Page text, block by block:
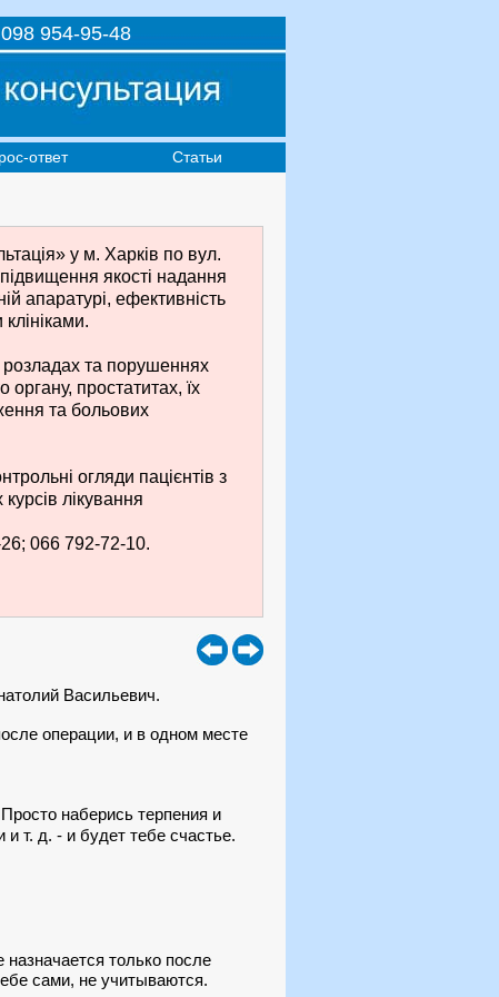
954-95-48
ответ Статьи
у м. Харків по вул.
якості надання
апаратурі, ефективність
розладах та порушеннях
простатитах, їх
та больових
огляди пацієнтів з
лікування
066 792-72-10.
Васильевич.
операции, и в одном месте
наберись терпения и
т. д. - и будет тебе счастье.
только после
сами, не учитываются.